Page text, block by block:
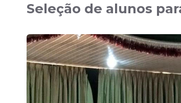
Seleção de alunos